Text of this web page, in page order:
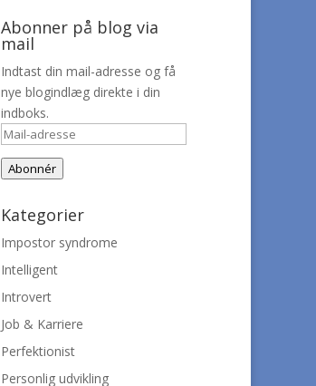
Abonner på blog via
mail
Indtast din mail-adresse og få
nye blogindlæg direkte i din
indboks.
Mail-
Abonnér
Kategorier
Impostor syndrome
Intelligent
Introvert
Job & Karriere
Perfektionist
Personlig udvikling